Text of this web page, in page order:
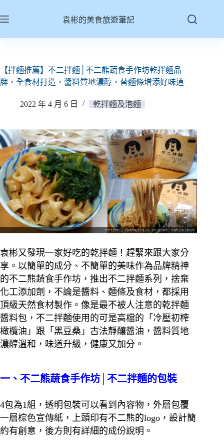
至
容
袁彬的美食旅遊筆記
【拌麵推薦】不二拌麵│不二熊蔬食手作坊乾拌麵品
牌，全食材打造，醬料質地濃醇，替麵條增添好味道
2022 年 4 月 6 日 乾拌麵及泡麵
袁彬又發現一家好吃的乾拌麵！趕緊來跟大家分
享。以簡單的成分、不簡單的美味作為品牌精神
的不二熊蔬食手作坊，推出不二拌麵系列，捨棄
化工添加劑，不論是醬料、麵條及食材，都採用
頂級天然食材製作。 像是最不被人注意的乾拌麵
醬料包，不二拌麵使用的可是高檔的「冷壓初榨
橄欖油」跟「黑豆桑」古法靜釀醬油，醬料質地
濃醇溫和，味道升級，健康又加分。
一、不二熊蔬食手作坊│不二拌麵的包裝
4包為1組，透明包裝可以看到內容物，外層包覆
一層棕色宣傳紙，上頭印有不二熊的logo，設計簡
約有創意，後方則有詳細的成份說明。